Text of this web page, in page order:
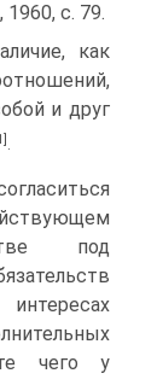
с. 79.
как
и друг
под
чего у